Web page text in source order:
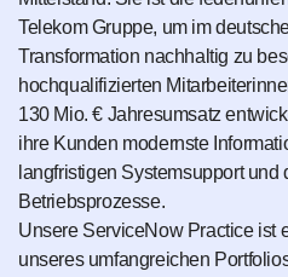
Telekom Gruppe, um im
Transformation nachhaltig zu
hochqualifizierten
130 Mio. € Jahresumsatz
ihre Kunden modernste
langfristigen Systemsupport
Betriebsprozesse.
Unsere ServiceNow Practice ist
unseres umfangreichen